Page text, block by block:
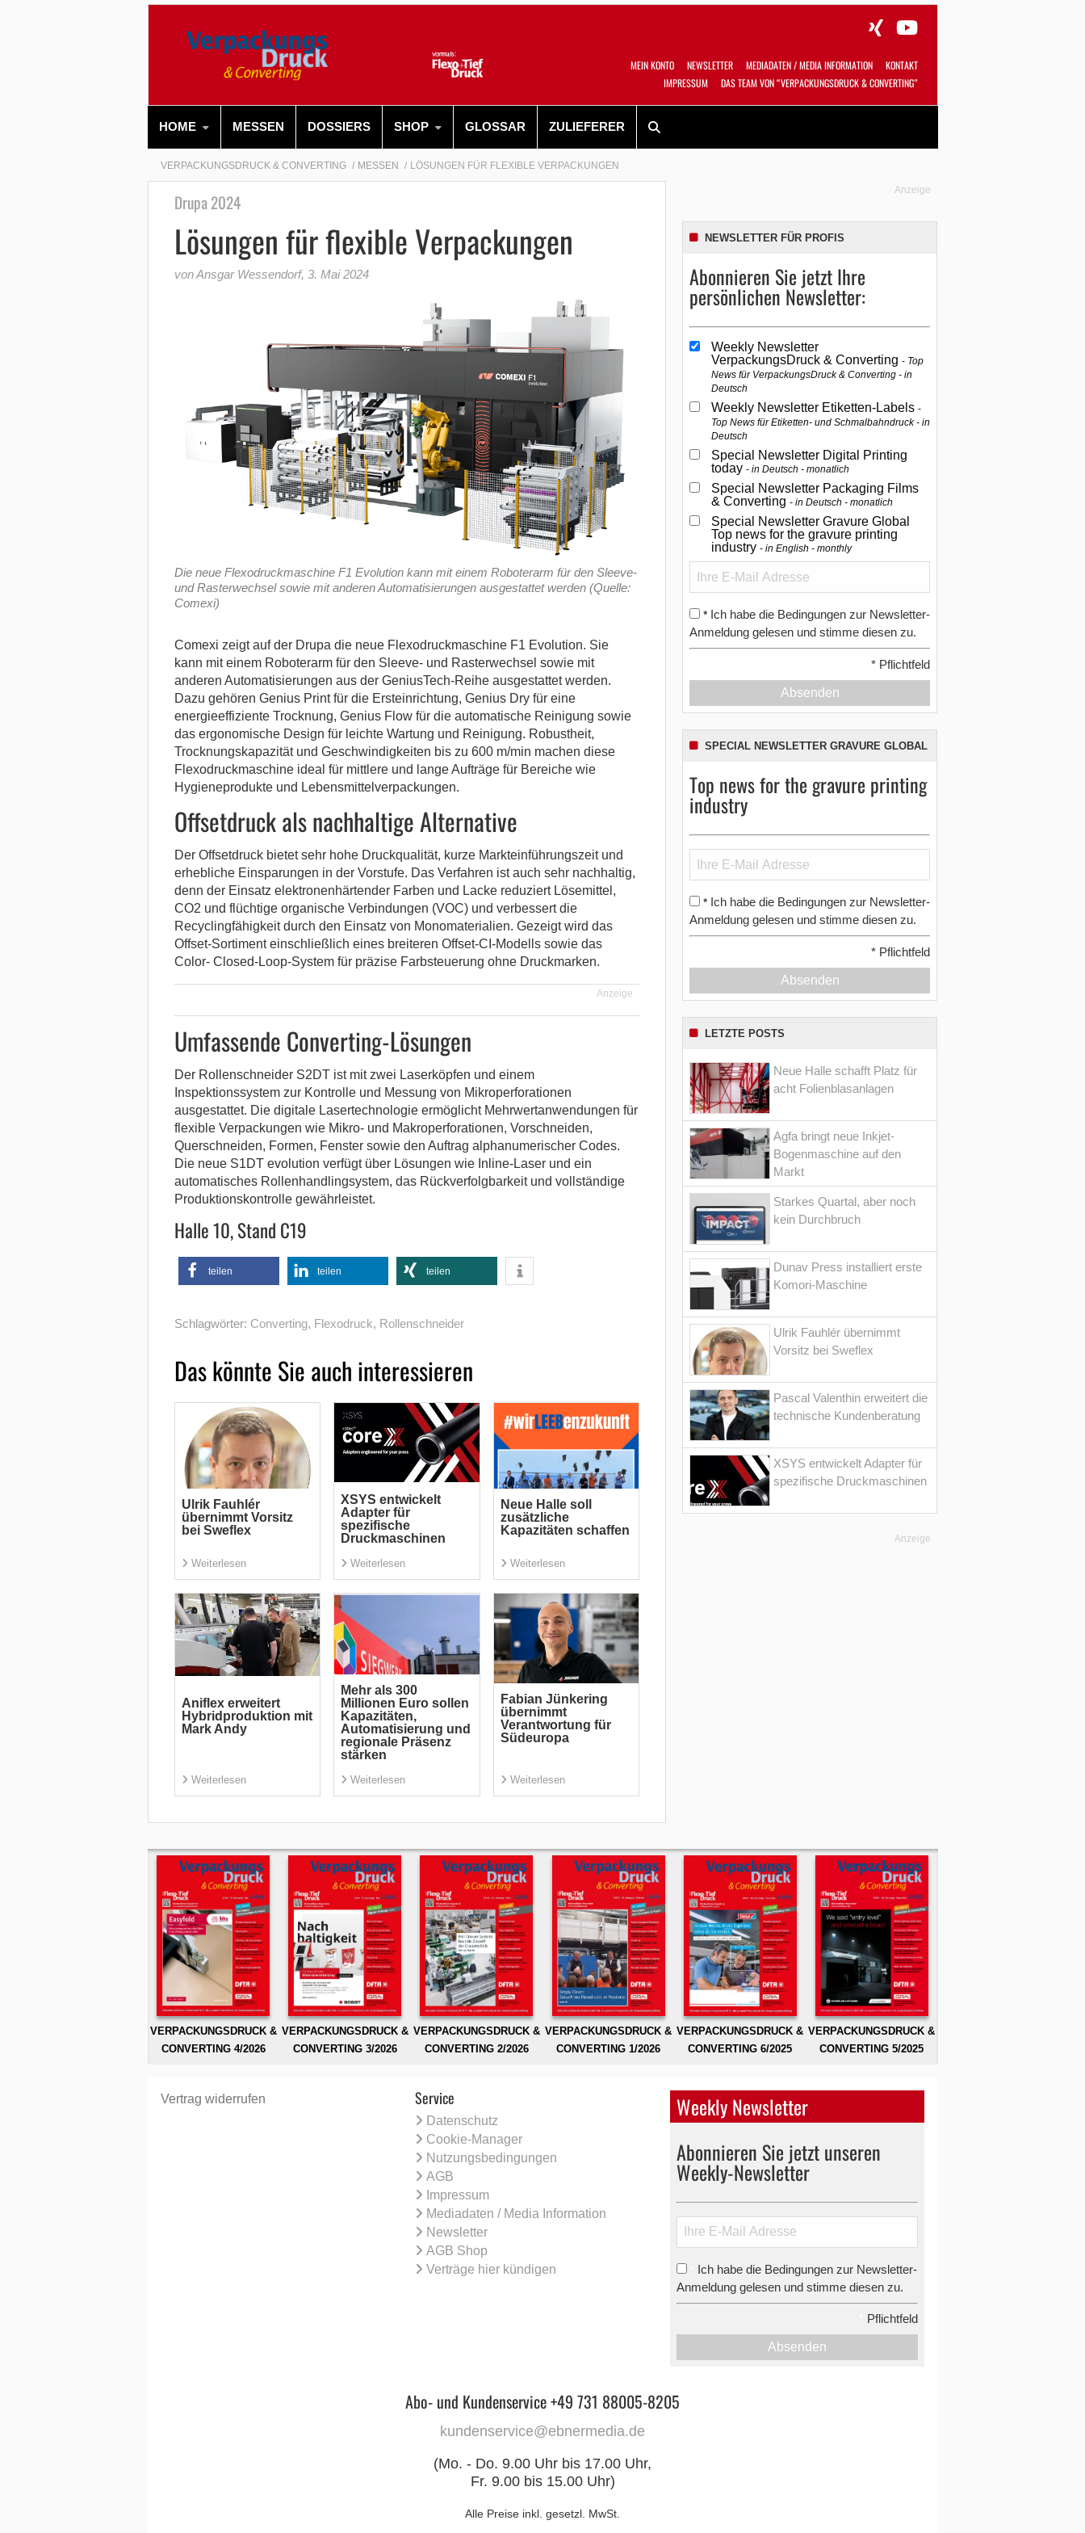
MEIN KONTO NEWSLETTER MEDIADATEN / MEDIA INFORMATION
KONTAKT
IMPRESSUM
DAS TEAM VON “VERPACKUNGSDRUCK & CONVERTING”
HOME MESSEN DOSSIERS SHOP GLOSSAR ZULIEFERER
VERPACKUNGSDRUCK & CONVERTING MESSEN LÖSUNGEN FÜR FLEXIBLE VERPACKUNGEN
Drupa 2024
Lösungen für flexible Verpackungen
von Ansgar Wessendorf, 3. Mai 2024
Die neue Flexodruckmaschine F1 Evolution kann mit einem Roboterarm für den Sleeve-
und Rasterwechsel sowie mit anderen Automatisierungen ausgestattet werden (Quelle:
Comexi)
Comexi zeigt auf der Drupa die neue Flexodruckmaschine F1 Evolution. Sie
kann mit einem Roboterarm für den Sleeve- und Rasterwechsel sowie mit
anderen Automatisierungen aus der GeniusTech-Reihe ausgestattet werden.
Dazu gehören Genius Print für die Ersteinrichtung, Genius Dry für eine
energieeffiziente Trocknung, Genius Flow für die automatische Reinigung sowie
das ergonomische Design für leichte Wartung und Reinigung. Robustheit,
Trocknungskapazität und Geschwindigkeiten bis zu 600 m/min machen diese
Flexodruckmaschine ideal für mittlere und lange Aufträge für Bereiche wie
Hygieneprodukte und Lebensmittelverpackungen.
Offsetdruck als nachhaltige Alternative
Der Offsetdruck bietet sehr hohe Druckqualität, kurze Markteinführungszeit und
erhebliche Einsparungen in der Vorstufe. Das Verfahren ist auch sehr nachhaltig,
denn der Einsatz elektronenhärtender Farben und Lacke reduziert Lösemittel,
CO2 und flüchtige organische Verbindungen (VOC) und verbessert die
Recyclingfähigkeit durch den Einsatz von Monomaterialien. Gezeigt wird das
Offset-Sortiment einschließlich eines breiteren Offset-CI-Modells sowie das
Color- Closed-Loop-System für präzise Farbsteuerung ohne Druckmarken.
Anzeige
Umfassende Converting-Lösungen
Der Rollenschneider S2DT ist mit zwei Laserköpfen und einem
Inspektionssystem zur Kontrolle und Messung von Mikroperforationen
ausgestattet. Die digitale Lasertechnologie ermöglicht Mehrwertanwendungen für
flexible Verpackungen wie Mikro- und Makroperforationen, Vorschneiden,
Querschneiden, Formen, Fenster sowie den Auftrag alphanumerischer Codes.
Die neue S1DT evolution verfügt über Lösungen wie Inline-Laser und ein
automatisches Rollenhandlingsystem, das Rückverfolgbarkeit und vollständige
Produktionskontrolle gewährleistet.
Halle 10, Stand C19
teilen teilen teilen
Schlagwörter: Converting, Flexodruck, Rollenschneider
Das könnte Sie auch interessieren
Ulrik Fauhlér
übernimmt Vorsitz
bei Sweflex
Weiterlesen
XSYS entwickelt
Adapter für
spezifische
Druckmaschinen
Weiterlesen
Neue Halle soll
zusätzliche
Kapazitäten schaffen
Weiterlesen
Aniflex erweitert
Hybridproduktion mit
Mark Andy
Weiterlesen
Mehr als 300
Millionen Euro sollen
Kapazitäten,
Automatisierung und
regionale Präsenz
stärken
Weiterlesen
Fabian Jünkering
übernimmt
Verantwortung für
Südeuropa
Weiterlesen
Anzeige
NEWSLETTER FÜR PROFIS
Abonnieren Sie jetzt Ihre
persönlichen Newsletter:
Weekly Newsletter
VerpackungsDruck & Converting Top
News für VerpackungsDruck & Converting - in
Deutsch
Weekly Newsletter Etiketten-Labels
Top News für Etiketten- und Schmalbahndruck - in
Deutsch
Special Newsletter Digital Printing
today in Deutsch - monatlich
Special Newsletter Packaging Films
& Converting in Deutsch - monatlich
Special Newsletter Gravure Global
Top news for the gravure printing
industry in English - monthly
* Ich habe die Bedingungen zur Newsletter-
Anmeldung gelesen und stimme diesen zu.
* Pflichtfeld
Absenden
SPECIAL NEWSLETTER GRAVURE GLOBAL
Top news for the gravure printing
industry
* Ich habe die Bedingungen zur Newsletter-
Anmeldung gelesen und stimme diesen zu.
* Pflichtfeld
Absenden
LETZTE POSTS
Neue Halle schafft Platz für
acht Folienblasanlagen
Agfa bringt neue Inkjet-
Bogenmaschine auf den
Markt
Starkes Quartal, aber noch
kein Durchbruch
Dunav Press installiert erste
Komori-Maschine
Ulrik Fauhlér übernimmt
Vorsitz bei Sweflex
Pascal Valenthin erweitert die
technische Kundenberatung
XSYS entwickelt Adapter für
spezifische Druckmaschinen
Anzeige
VERPACKUNGSDRUCK &
CONVERTING 4/2026
VERPACKUNGSDRUCK &
CONVERTING 3/2026
VERPACKUNGSDRUCK &
CONVERTING 2/2026
VERPACKUNGSDRUCK &
CONVERTING 1/2026
VERPACKUNGSDRUCK &
CONVERTING 6/2025
VERPACKUNGSDRUCK &
CONVERTING 5/2025
Vertrag widerrufen Service
Datenschutz
Cookie-Manager
Nutzungsbedingungen
AGB
Impressum
Mediadaten / Media Information
Newsletter
AGB Shop
Verträge hier kündigen
Weekly Newsletter
Abonnieren Sie jetzt unseren
Weekly-Newsletter
Ich habe die Bedingungen zur Newsletter-
Anmeldung gelesen und stimme diesen zu.
Pflichtfeld
Absenden
Abo- und Kundenservice +49 731 88005-8205
kundenservice@ebnermedia.de
(Mo. - Do. 9.00 Uhr bis 17.00 Uhr,
Fr. 9.00 bis 15.00 Uhr)
Alle Preise inkl. gesetzl. MwSt.